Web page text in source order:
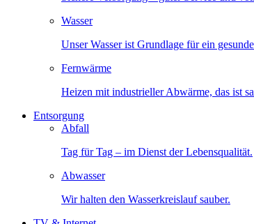
Wasser
Unser Wasser ist Grundlage für ein
Fernwärme
Heizen mit industrieller Abwärme, das ist
Entsorgung
Abfall
Tag für Tag – im Dienst der Lebensqualität.
Abwasser
Wir halten den Wasserkreislauf sauber.